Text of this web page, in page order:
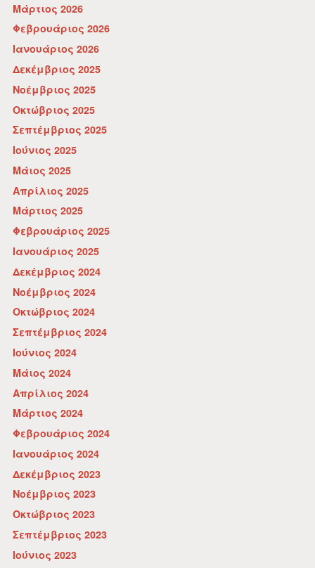
Μάρτιος 2026
Φεβρουάριος 2026
Ιανουάριος 2026
Δεκέμβριος 2025
Νοέμβριος 2025
Οκτώβριος 2025
Σεπτέμβριος 2025
Ιούνιος 2025
Μάιος 2025
Απρίλιος 2025
Μάρτιος 2025
Φεβρουάριος 2025
Ιανουάριος 2025
Δεκέμβριος 2024
Νοέμβριος 2024
Οκτώβριος 2024
Σεπτέμβριος 2024
Ιούνιος 2024
Μάιος 2024
Απρίλιος 2024
Μάρτιος 2024
Φεβρουάριος 2024
Ιανουάριος 2024
Δεκέμβριος 2023
Νοέμβριος 2023
Οκτώβριος 2023
Σεπτέμβριος 2023
Ιούνιος 2023